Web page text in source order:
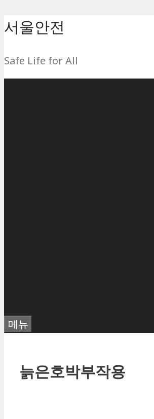
컨
로
건
서울안전
Safe Life for All
메뉴
늙은호박부작용